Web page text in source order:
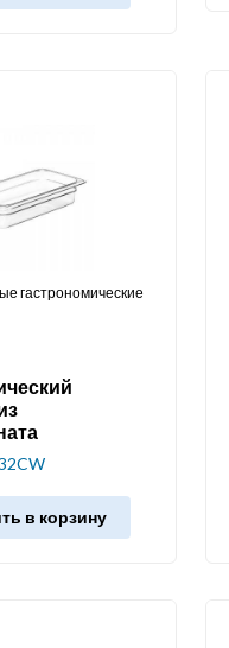
гастрономические
в корзину